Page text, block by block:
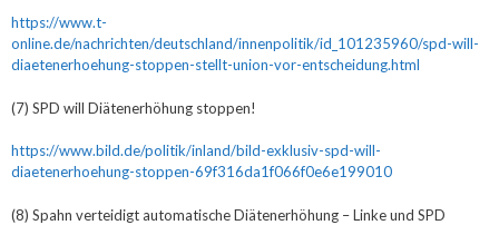
https://www.t-
online.de/nachrichten/deutschland/innenpolitik/id_101235960/spd-will-
diaetenerhoehung-stoppen-stellt-union-vor-entscheidung.html
(7) SPD will Diätenerhöhung stoppen!
https://www.bild.de/politik/inland/bild-exklusiv-spd-will-
diaetenerhoehung-stoppen-69f316da1f066f0e6e199010
(8) Spahn verteidigt automatische Diätenerhöhung – Linke und SPD